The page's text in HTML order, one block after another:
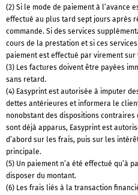
(2) Si le mode de paiement à l’avance
effectué au plus tard sept jours après
commande. Si des services
cours de la prestation et si ces
paiement est effectué par virement sur
(3) Les factures doivent être payées
sans retard.
(4) Easyprint est autorisée à imputer
dettes antérieures et informera le
nonobstant des dispositions
sont déjà apparus, Easyprint est
d’abord sur les frais, puis sur les
principale.
(5) Un paiement n’a été effectué qu’à
disposer du montant.
(6) Les frais liés à la transaction